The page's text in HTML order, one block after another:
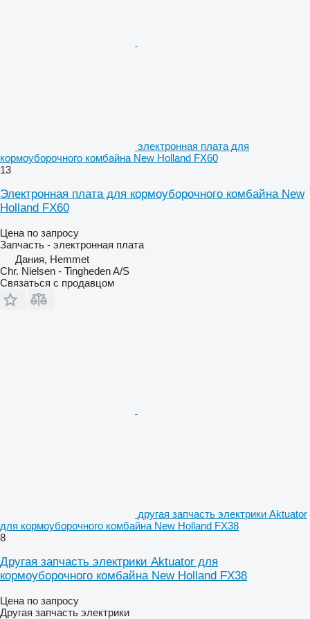
электронная плата для
кормоуборочного комбайна New Holland FX60
13
Электронная плата для кормоуборочного комбайна New
Holland FX60
Цена по запросу
Запчасть - электронная плата
Дания, Hemmet
Chr. Nielsen - Tingheden A/S
Связаться с продавцом
другая запчасть электрики Aktuator
для кормоуборочного комбайна New Holland FX38
8
Другая запчасть электрики Aktuator для
кормоуборочного комбайна New Holland FX38
Цена по запросу
Другая запчасть электрики